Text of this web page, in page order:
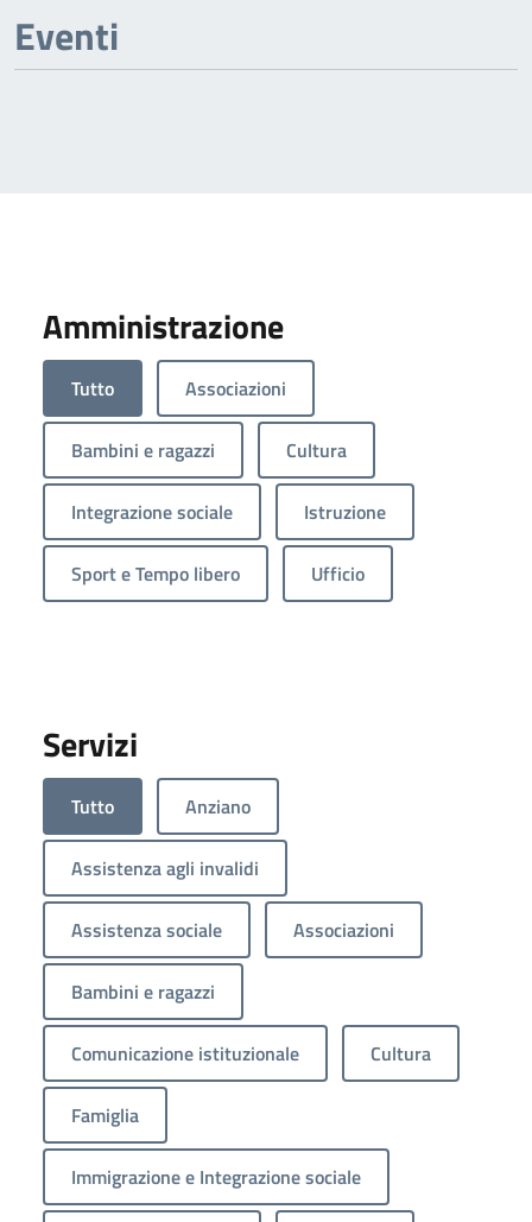
Eventi
Amministrazione
Tutto Associazioni
Bambini e ragazzi Cultura
Integrazione sociale Istruzione
Sport e Tempo libero Ufficio
Servizi
Tutto Anziano
Assistenza agli invalidi
Assistenza sociale Associazioni
Bambini e ragazzi
Comunicazione istituzionale Cultura
Famiglia
Immigrazione e Integrazione sociale